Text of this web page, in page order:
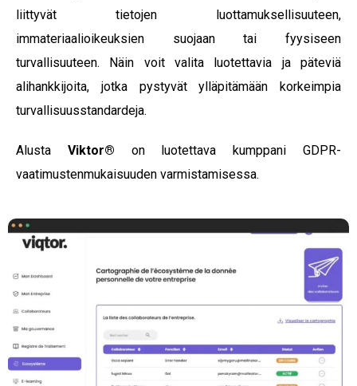
liittyvät tietojen luottamuksellisuuteen,
immateriaalioikeuksien suojaan tai fyysiseen
turvallisuuteen. Näin voit valita luotettavia ja päteviä
alihankkijoita, jotka pystyvät ylläpitämään korkeimpia
turvallisuusstandardeja.
Alusta Viktor®
on luotettava kumppani GDPR-
vaatimustenmukaisuuden varmistamisessa.